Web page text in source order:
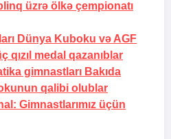
üzrə ölkə çempionatı
Dünya Kuboku və AGF
qızıl medal qazanıblar
gimnastları Bakıda
qalibi olublar
Gimnastlarımız üçün